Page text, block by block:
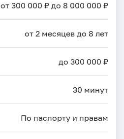
от 300 000 ₽ до 8 000 000 ₽
от 2 месяцев до 8 лет
до 300 000 ₽
30 минут
По паспорту и правам